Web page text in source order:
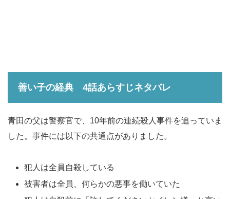
善い子の経典 4話あらすじネタバレ
青田の父は警察官で、10年前の連続殺人事件を追っていま
した。事件には以下の共通点がありました。
犯人は全員自殺している
被害者は全員、何らかの悪事を働いていた